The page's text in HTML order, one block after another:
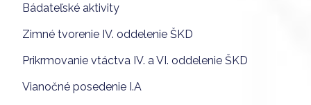
Bádateľské aktivity
Zimné tvorenie IV. oddelenie ŠKD
Prikrmovanie vtáctva IV. a VI. oddelenie ŠKD
Vianočné posedenie I.A